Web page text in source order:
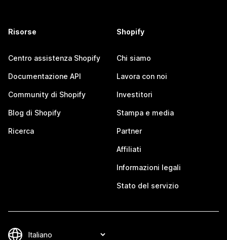
Risorse
Centro assistenza Shopify
Documentazione API
Community di Shopify
Blog di Shopify
Ricerca
Shopify
Chi siamo
Lavora con noi
Investitori
Stampa e media
Partner
Affiliati
Informazioni legali
Stato del servizio